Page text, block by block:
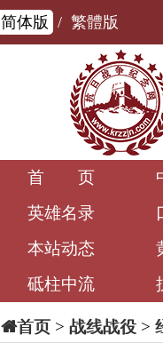
简体版 / 繁體版
首 页
英雄名录
本站动态
砥柱中流
首页> 战线战役 >